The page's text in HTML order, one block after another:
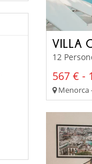
VILLA
12
567 € -
Menorca